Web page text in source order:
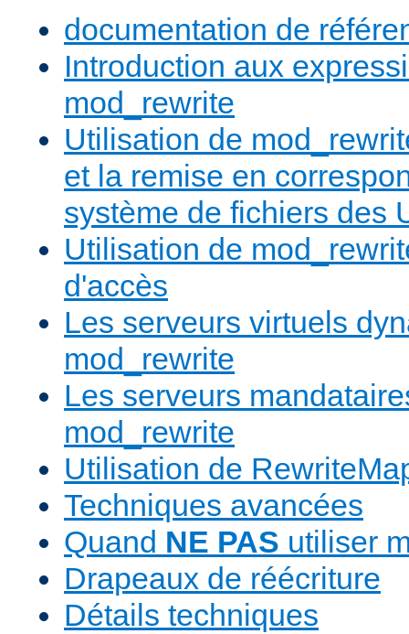
documentation de
Introduction aux
mod_rewrite
Utilisation de
et la remise en
système de fichiers des
Utilisation de
d'accès
Les serveurs virtuels
mod_rewrite
Les serveurs
mod_rewrite
Utilisation de
Techniques avancées
Quand NE PAS utiliser
Drapeaux de réécriture
Détails techniques